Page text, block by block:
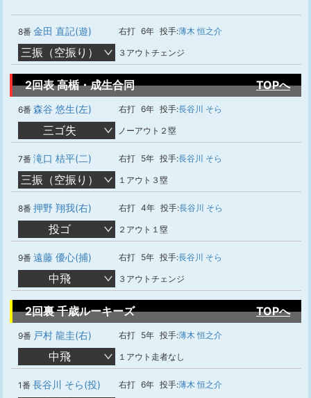
8番 金田 直記(遊) 右打 6年 投手:薄木 恒之介
三振（空振り） ３アウトチェンジ
2回表 高楯・成生合同 TOPへ
6番 森谷 悠生(左) 右打 6年 投手:長谷川 そら
三ゴ失 ノーアウト２塁
7番 滝口 桔平(二) 右打 5年 投手:長谷川 そら
三振（空振り） １アウト３塁
8番 押野 翔我(右) 右打 4年 投手:長谷川 そら
投ゴ ２アウト１塁
9番 遠藤 優心(捕) 右打 5年 投手:長谷川 そら
中飛 ３アウトチェンジ
2回裏 千歳ルーキーズ TOPへ
9番 戸村 龍圭(右) 右打 5年 投手:薄木 恒之介
中飛 １アウト走者なし
1番 長谷川 そら(投) 右打 6年 投手:薄木 恒之介